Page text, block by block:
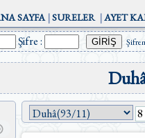
SAYFA|SURELER|AYET
Şifre :